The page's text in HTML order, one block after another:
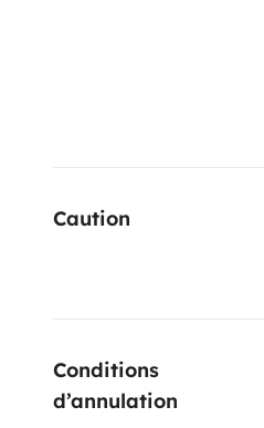
Caution
Conditions
d’annulation